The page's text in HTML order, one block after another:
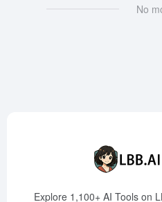
No
Explore 1,100+ AI Tools on